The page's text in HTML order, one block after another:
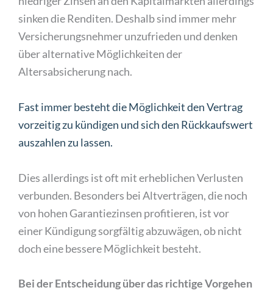
sinken die Renditen. Deshalb sind immer mehr
Versicherungsnehmer unzufrieden und denken
über alternative Möglichkeiten der
Altersabsicherung nach.
Fast immer besteht die Möglichkeit den Vertrag
vorzeitig zu kündigen und sich den Rückkaufswert
auszahlen zu lassen.
Dies allerdings ist oft mit erheblichen Verlusten
verbunden. Besonders bei Altverträgen, die noch
von hohen Garantiezinsen profitieren, ist vor
einer Kündigung sorgfältig abzuwägen, ob nicht
doch eine bessere Möglichkeit besteht.
Bei der Entscheidung über das richtige Vorgehen